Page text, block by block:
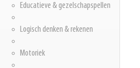
Educatieve & gezelschapspellen
Logisch denken & rekenen
Motoriek